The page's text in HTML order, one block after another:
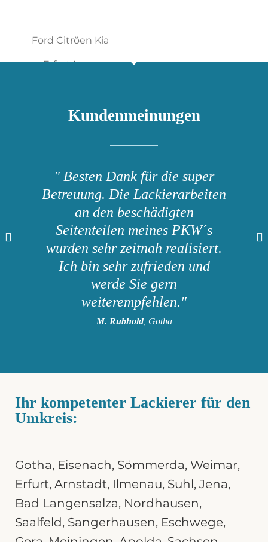
Kundenmeinungen
" Besten Dank für die super
Betreuung. Die Lackierarbeiten
an den beschädigten
Seitenteilen meines PKW´s
wurden sehr zeitnah realisiert.
Ich bin sehr zufrieden und
werde Sie gern
weiterempfehlen."
M. Rubhold, Gotha
Ihr kompetenter Lackierer für den
Umkreis:
Gotha, Eisenach, Sömmerda, Weimar,
Erfurt, Arnstadt, Ilmenau, Suhl, Jena,
Bad Langensalza, Nordhausen,
Saalfeld, Sangerhausen, Eschwege,